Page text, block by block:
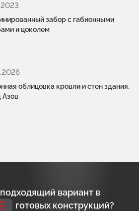
забор с габионными
и цоколем
облицовка кровли и стен здания,
Азов
вариант в
готовых конструкций?